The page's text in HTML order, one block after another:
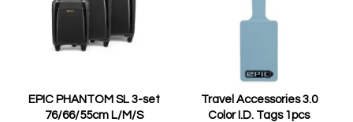
EPIC PHANTOM SL 3-set
76/66/55cm L/M/S
Travel Accessories 3.0
Color I.D. Tags 1pcs